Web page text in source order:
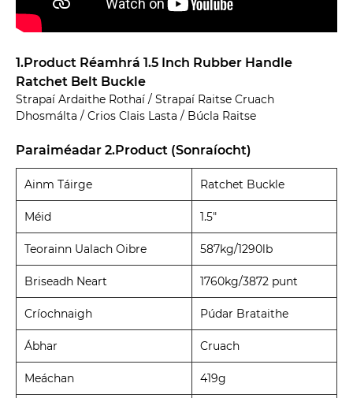
1.Product Réamhrá 1.5 Inch Rubber Handle
Ratchet Belt Buckle
Strapaí Ardaithe Rothaí / Strapaí Raitse Cruach
Dhosmálta / Crios Clais Lasta / Búcla Raitse
Paraiméadar 2.Product (Sonraíocht)
Ainm Táirge Ratchet Buckle
Méid 1.5"
Teorainn Ualach Oibre 587kg/1290lb
Briseadh Neart 1760kg/3872 punt
Críochnaigh Púdar Brataithe
Ábhar Cruach
Meáchan 419g